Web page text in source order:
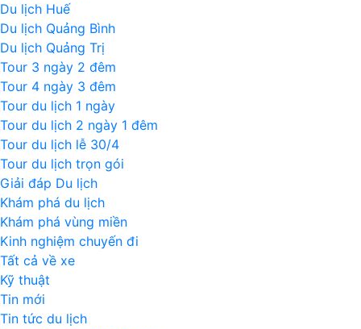
Du lịch Huế
Du lịch Quảng Bình
Du lịch Quảng Trị
Tour 3 ngày 2 đêm
Tour 4 ngày 3 đêm
Tour du lịch 1 ngày
Tour du lịch 2 ngày 1 đêm
Tour du lịch lễ 30/4
Tour du lịch trọn gói
Giải đáp Du lịch
Khám phá du lịch
Khám phá vùng miền
Kinh nghiệm chuyến đi
Tất cả về xe
Kỹ thuật
Tin mới
Tin tức du lịch